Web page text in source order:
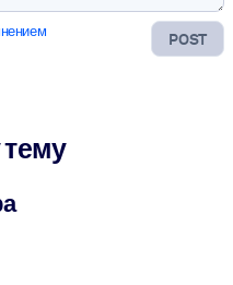
POST
тему